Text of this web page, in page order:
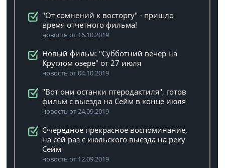
"От сомнений к восторгу" - пришло
время отчетного фильма!
новость от 16.10.2019
Новый фильм: "Субботний вечер на
Круглом озере" от 27 июля
новость от 04.10.2019
"Вот они останки птеродактиля", готов
фильм с выезда на Сейм в конце июля
новость от 24.09.2019
Очередное прекрасное воспоминание,
на сей раз с июльского выезда на реку
Сейм
новость от 12.09.2019